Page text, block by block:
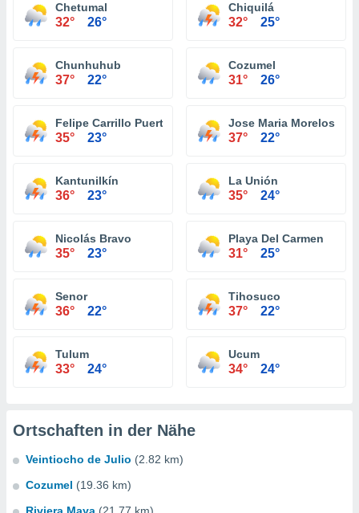
Chetumal
32° 26°
Chiquilá
32° 25°
Chunhuhub
37° 22°
Cozumel
31° 26°
Felipe Carrillo Puerto
35° 23°
Jose Maria Morelos
37° 22°
Kantunilkín
36° 23°
La Unión
35° 24°
Nicolás Bravo
35° 23°
Playa Del Carmen
31° 25°
Senor
36° 22°
Tihosuco
37° 22°
Tulum
33° 24°
Ucum
34° 24°
Ortschaften in der Nähe
Veintiocho de Julio (2.82 km)
Cozumel (19.36 km)